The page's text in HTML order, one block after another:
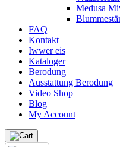
Medusa
FAQ
Kontakt
Iwwer eis
Kataloger
Berodung
Ausstattung Berodung
Video Shop
Blog
My Account